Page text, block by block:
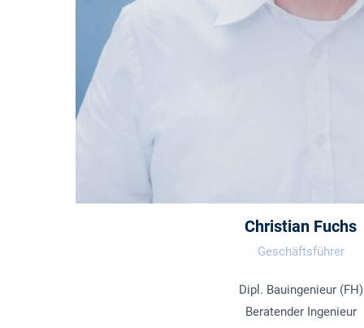
Christian Fuchs
Geschäftsführer
Dipl. Bauingenieur (FH)
Beratender Ingenieur